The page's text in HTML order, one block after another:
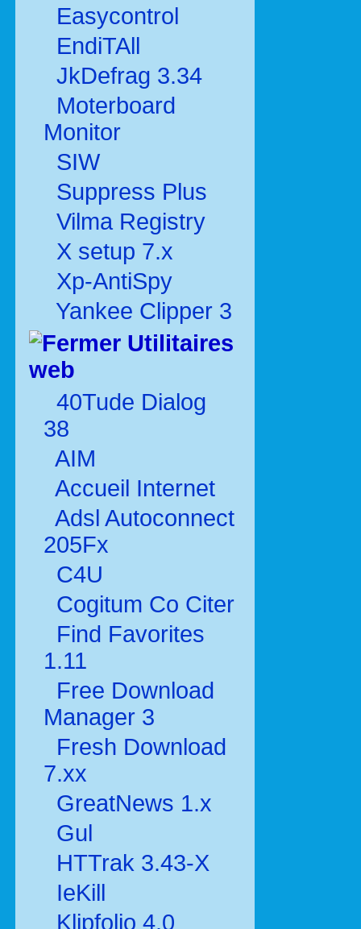
Easycontrol
EndiTAll
JkDefrag 3.34
Moterboard
Monitor
SIW
Suppress Plus
Vilma Registry
X setup 7.x
Xp-AntiSpy
Yankee Clipper 3
Utilitaires
web
40Tude Dialog
38
AIM
Accueil Internet
Adsl Autoconnect
205Fx
C4U
Cogitum Co Citer
Find Favorites
1.11
Free Download
Manager 3
Fresh Download
7.xx
GreatNews 1.x
Gul
HTTrak 3.43-X
IeKill
Klipfolio 4.0